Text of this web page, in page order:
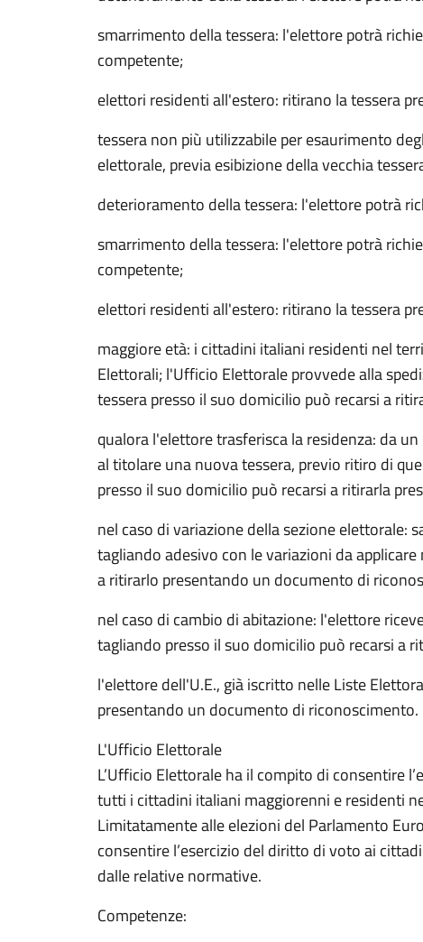
smarrimento della tessera: l'elettore potrà
competente;
elettori residenti all'estero: ritirano la tessera
tessera non più utilizzabile per esaurimento
elettorale, previa esibizione della vecchia
deterioramento della tessera: l'elettore potrà
smarrimento della tessera: l'elettore potrà
competente;
elettori residenti all'estero: ritirano la tessera
maggiore età: i cittadini italiani residenti nel
Elettorali; l'Ufficio Elettorale provvede alla
tessera presso il suo domicilio può recarsi a
qualora l'elettore trasferisca la residenza: da
al titolare una nuova tessera, previo ritiro di
presso il suo domicilio può recarsi a ritirarla
nel caso di variazione della sezione elettorale:
tagliando adesivo con le variazioni da
a ritirarlo presentando un documento di
nel caso di cambio di abitazione: l'elettore
tagliando presso il suo domicilio può recarsi a
l'elettore dell'U.E., già iscritto nelle Liste
presentando un documento di riconoscimento.
L'Ufficio Elettorale
L’Ufficio Elettorale ha il compito di consentire
tutti i cittadini italiani maggiorenni e residenti
Limitatamente alle elezioni del Parlamento
consentire l’esercizio del diritto di voto ai
dalle relative normative.
Competenze: